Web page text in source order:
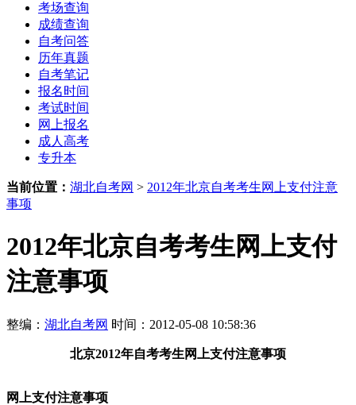
考场查询
成绩查询
自考问答
历年真题
自考笔记
报名时间
考试时间
网上报名
成人高考
专升本
当前位置： 湖北自考网 > 2012年北京自考考生网上支付注意
事项
2012年北京自考考生网上支付
注意事项
整编： 湖北自考网 时间：2012-05-08 10:58:36
北京2012年自考考生网上支付注意事项
网上支付注意事项